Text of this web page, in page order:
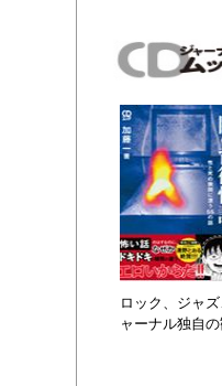
ロック、ジャ
ャーナル独自